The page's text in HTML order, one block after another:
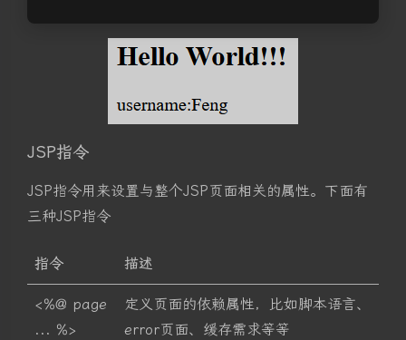
JSP指令
JSP指令用来设置与整个JSP页面相关的属性。下面有
三种JSP指令
指令
描述
指令
描述
<%@ page
... %>
定义页面的依赖属性，比如脚本语言、
error页面、缓存需求等等